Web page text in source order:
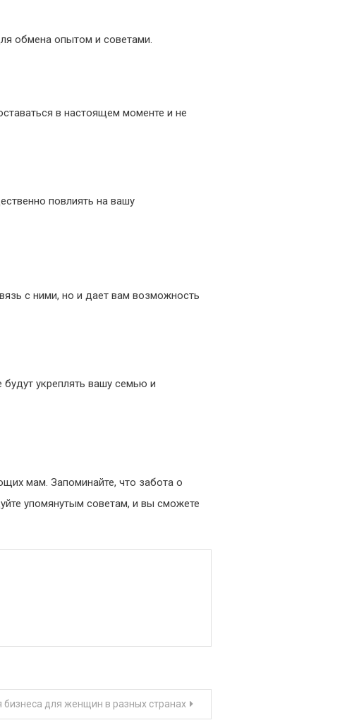
обмена опытом и советами.
в настоящем моменте и не
повлиять на вашу
с ними, но и дает вам возможность
укреплять вашу семью и
мам. Запоминайте, что забота о
упомянутым советам, и вы сможете
бизнеса для женщин в разных странах